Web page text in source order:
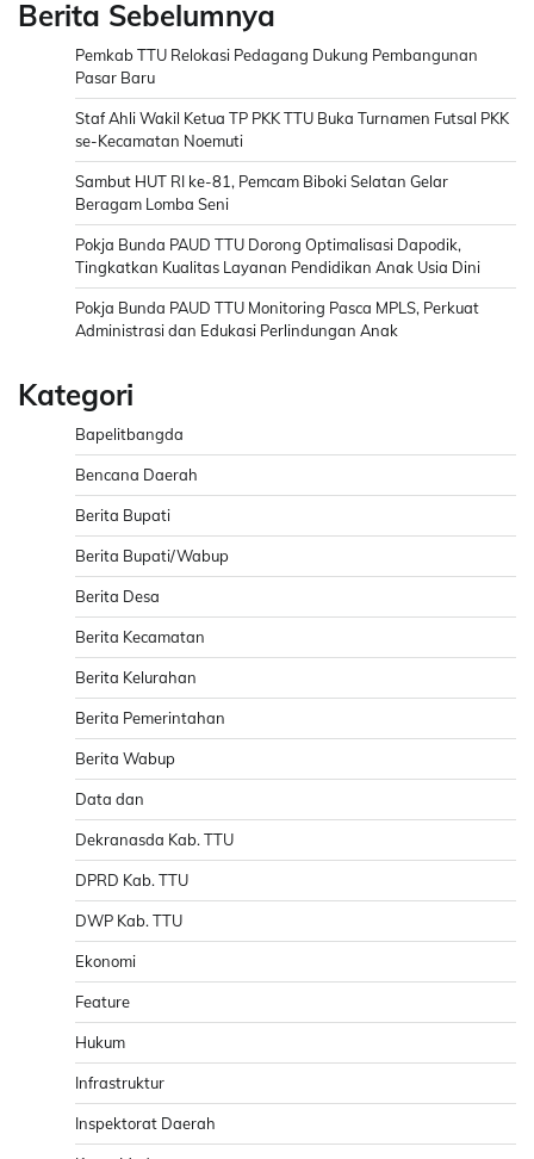
Berita Sebelumnya
Pemkab TTU Relokasi Pedagang Dukung Pembangunan
Pasar Baru
Staf Ahli Wakil Ketua TP PKK TTU Buka Turnamen Futsal PKK
se-Kecamatan Noemuti
Sambut HUT RI ke-81, Pemcam Biboki Selatan Gelar
Beragam Lomba Seni
Pokja Bunda PAUD TTU Dorong Optimalisasi Dapodik,
Tingkatkan Kualitas Layanan Pendidikan Anak Usia Dini
Pokja Bunda PAUD TTU Monitoring Pasca MPLS, Perkuat
Administrasi dan Edukasi Perlindungan Anak
Kategori
Bapelitbangda
Bencana Daerah
Berita Bupati
Berita Bupati/Wabup
Berita Desa
Berita Kecamatan
Berita Kelurahan
Berita Pemerintahan
Berita Wabup
Data dan
Dekranasda Kab. TTU
DPRD Kab. TTU
DWP Kab. TTU
Ekonomi
Feature
Hukum
Infrastruktur
Inspektorat Daerah